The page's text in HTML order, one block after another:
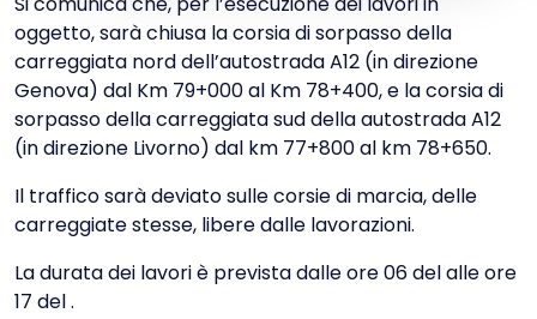
oggetto, sarà chiusa la corsia di sorpasso della
carreggiata nord dell’autostrada A12 (in direzione
Genova) dal Km 79+000 al Km 78+400, e la corsia di
sorpasso della carreggiata sud della autostrada A12
(in direzione Livorno) dal km 77+800 al km 78+650.
Il traffico sarà deviato sulle corsie di marcia, delle
carreggiate stesse, libere dalle lavorazioni.
La durata dei lavori è prevista dalle ore 06 del alle ore
17 del .